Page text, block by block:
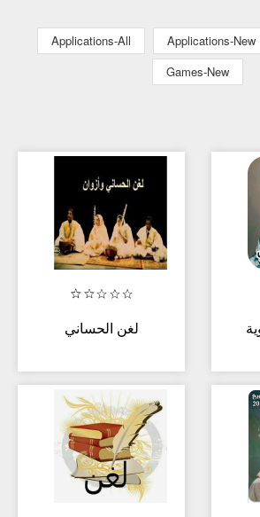
Applications-All Applications-New
Games-New
لغن الحساني